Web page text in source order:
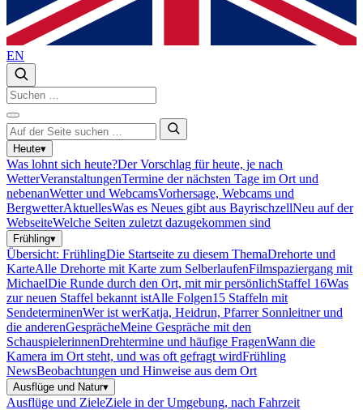
EN
Heute▾
Was lohnt sich heute?Der Vorschlag für heute, je nach
WetterVeranstaltungenTermine der nächsten Tage im Ort und
nebenanWetter und WebcamsVorhersage, Webcams und
BergwetterAktuellesWas es Neues gibt aus BayrischzellNeu auf der
WebseiteWelche Seiten zuletzt dazugekommen sind
Frühling▾
Übersicht: FrühlingDie Startseite zu diesem ThemaDrehorte und
KarteAlle Drehorte mit Karte zum SelberlaufenFilmspaziergang mit
MichaelDie Runde durch den Ort, mit mir persönlichStaffel 16Was
zur neuen Staffel bekannt istAlle Folgen15 Staffeln mit
SendeterminenWer ist werKatja, Heidrun, Pfarrer Sonnleitner und
die anderenGesprächeMeine Gespräche mit den
SchauspielerinnenDrehtermine und häufige FragenWann die
Kamera im Ort steht, und was oft gefragt wirdFrühling
NewsBeobachtungen und Hinweise aus dem Ort
Ausflüge und Natur▾
Ausflüge und ZieleZiele in der Umgebung, nach Fahrzeit